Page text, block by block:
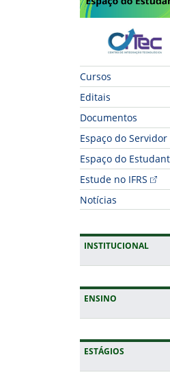
Cursos
Editais
Documentos
Espaço do Servidor
Espaço do
Estude no IFRS
Notícias
INSTITUCIONAL
ENSINO (EXPANDIR
ESTÁGIOS